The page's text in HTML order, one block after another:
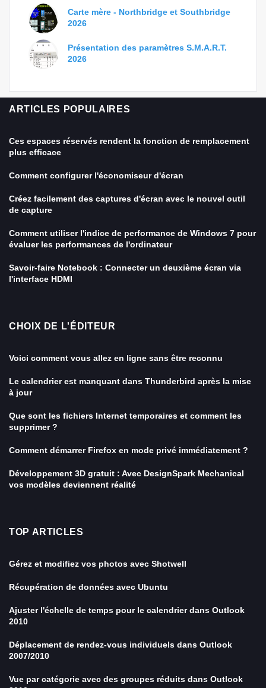
Carte mère - Northbridge et Southbridge
2026
Présentation des paramètres S.M.A.R.T.
2026
ARTICLES POPULAIRES
Ces espaces réservés rendent la fonction de remplacement
plus efficace
Comment configurer l'économiseur d'écran
Créez facilement des captures d'écran avec le nouvel outil
de capture
Comment utiliser l'indice de performance de Windows 7 pour
évaluer les performances de l'ordinateur
Savoir-faire Notebook : Connecter un deuxième écran via
l'interface HDMI
CHOIX DE L'ÉDITEUR
Voici comment vous allez en ligne sans être reconnu
Le calendrier est manquant dans Thunderbird après la mise
à jour
Que sont les fichiers Internet temporaires et comment les
supprimer ?
Comment démarrer Firefox en mode privé immédiatement ?
Développement 3D gratuit : Avec DesignSpark Mechanical
vos modèles deviennent réalité
TOP ARTICLES
Gérez et modifiez vos photos avec Shotwell
Récupération de données avec Ubuntu
Ajuster l'échelle de temps pour le calendrier dans Outlook
2010
Déplacement de rendez-vous individuels dans Outlook
2007/2010
Vue par catégorie avec des groupes réduits dans Outlook